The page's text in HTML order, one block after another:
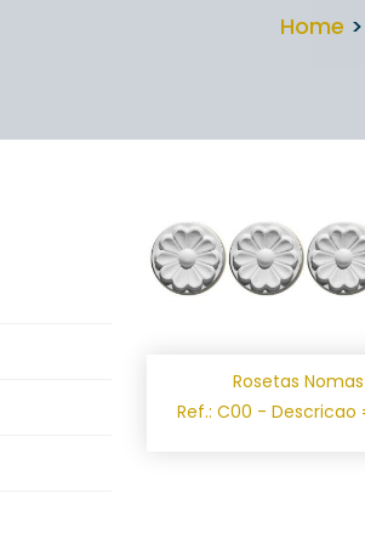
Home >
Rosetas
Ref.: C00 - Descricao